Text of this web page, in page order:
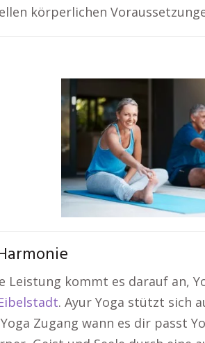
körperlichen
kommt es darauf an,
. Ayur Yoga stützt sich
Zugang wann es dir passt